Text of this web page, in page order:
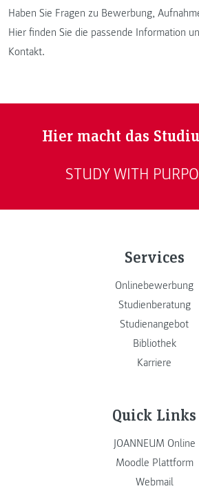
Haben Sie Fragen zu Bewerbung,
Hier finden Sie die passende Information
Kontakt.
Hier macht das
STUDY WITH
Services
Onlinebewerbung
Studienberatung
Studienangebot
Bibliothek
Karriere
Quick Links
JOANNEUM Online
Moodle Plattform
Webmail